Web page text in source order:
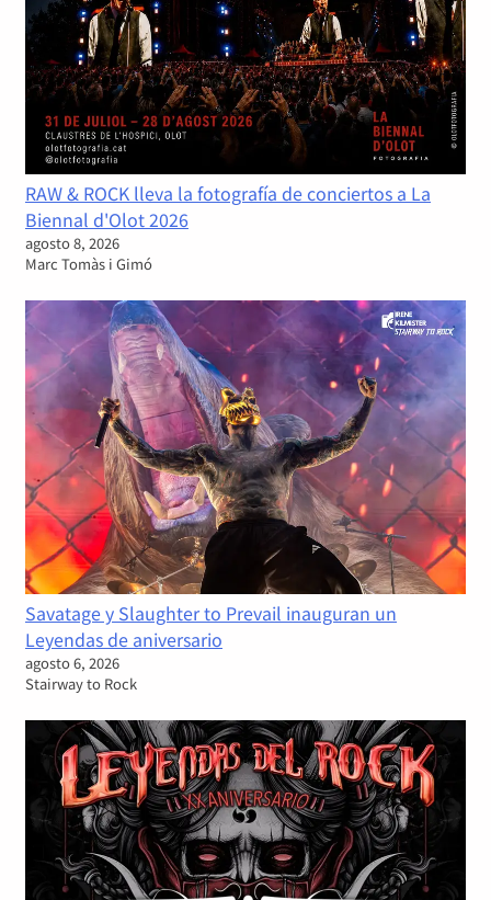
RAW & ROCK lleva la fotografía de conciertos a La
Biennal d'Olot 2026
agosto 8, 2026
Marc Tomàs i Gimó
Savatage y Slaughter to Prevail inauguran un
Leyendas de aniversario
agosto 6, 2026
Stairway to Rock